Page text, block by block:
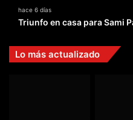
hace 6 días
Triunfo en casa para Sami
Lo más actualizado